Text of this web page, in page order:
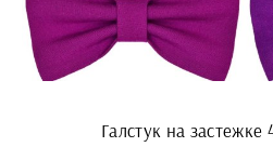
Галстук на